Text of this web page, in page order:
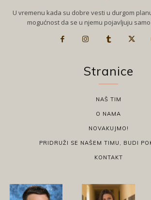
U vremenu kada su dobre vesti u durgom
mogućnost da se u njemu pojavljuju
Stranice
NAŠ TIM
O NAMA
NOVAKUJMO!
PRIDRUŽI SE NAŠEM TIMU, BUDI
KONTAKT